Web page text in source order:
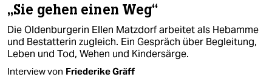
„Sie gehen einen Weg“
Die Oldenburgerin Ellen Matzdorf arbeitet als Hebamme
und Bestatterin zugleich. Ein Gespräch über Begleitung,
Leben und Tod, Wehen und Kindersärge.
Interview von Friederike Gräff